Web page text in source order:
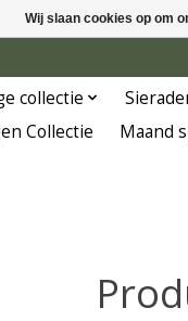
collectie
Collectie
Maand
Wij slaan cookies op om